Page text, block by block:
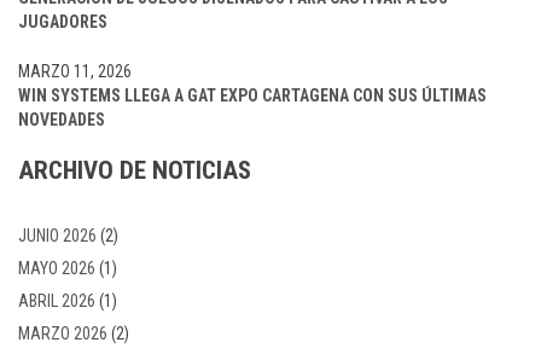
JUGADORES
WIN SYSTEMS LLEGA A GAT EXPO CARTAGENA CON SUS ÚLTIMAS
NOVEDADES
MARZO 11, 2026
ARCHIVO DE NOTICIAS
JUNIO 2026 (2)
MAYO 2026 (1)
ABRIL 2026 (1)
MARZO 2026 (2)